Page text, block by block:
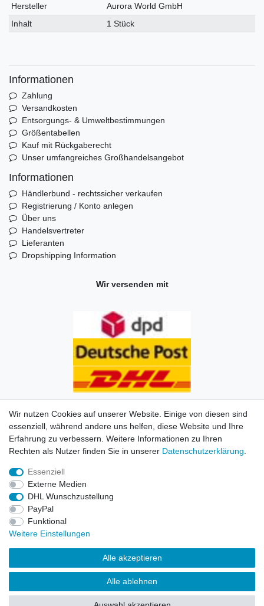
Hersteller
Aurora World GmbH
Inhalt
1 Stück
Informationen
Zahlung
Versandkosten
Entsorgungs- & Umweltbestimmungen
Größentabellen
Kauf mit Rückgaberecht
Unser umfangreiches Großhandelsangebot
Informationen
Händlerbund - rechtssicher verkaufen
Registrierung / Konto anlegen
Über uns
Handelsvertreter
Lieferanten
Dropshipping Information
Wir versenden mit
Impressum Daten­schutz­erklärung AGB Kontakt
© Copyright 2026 | Alle Rechte vorbehalten. HL-
Handelsgesellschaft mbH.
Alle Markennamen, Warenzeichen sowie sämtliche
Produktbilder und Beschreibungen sind Eigentum Ihrer
rechtmäßigen Eigentümer und dienen hier nur der
Preise nur für registrierte Händler, ansonsten zeigt der
Wir nutzen Cookies auf unserer Website. Einige von diesen sind
essenziell, während andere uns helfen, diese Website und Ihre
Erfahrung zu verbessern. Weitere Informationen zu Ihren
Rechten als Nutzer finden Sie in unserer Daten­schutz­erklärung
Essenziell
Externe Medien
DHL Wunschzustellung
PayPal
Funktional
Weitere Einstellungen
Alle akzeptieren
Alle ablehnen